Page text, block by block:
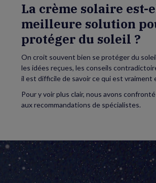
soleil
?
La crème solaire est-
meilleure solution
protéger du soleil ?
On croit souvent bien se protéger du
les idées reçues, les conseils
il est difficile de savoir ce qui est vraiment
Pour y voir plus clair, nous avons
aux recommandations de spécialistes.